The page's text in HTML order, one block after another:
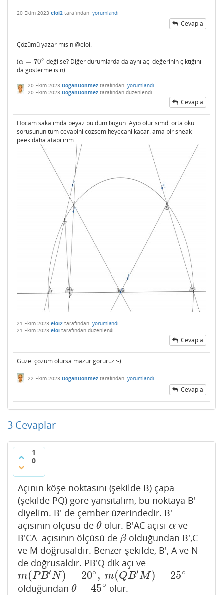
20 Ekim 2023 eloi2 tarafından yorumlandı
Cevapla
Çözümü yazar mısın @eloi.
(α = 70∘
α= 70 ∘
değilse? Diğer durumlarda da aynı açı değerinin çıktığını
da göstermelisin)
20 Ekim 2023 DoganDonmez tarafından yorumlandı
20 Ekim 2023 DoganDonmez tarafından düzenlendi
Cevapla
Hocam sakalimda beyaz buldum bugun. Ayip olur simdi orta okul
sorusunun tum cevabini cozsem heyecani kacar. ama bir sneak
peek daha atabilirim
21 Ekim 2023 eloi2 tarafından yorumlandı
21 Ekim 2023 eloi tarafından düzenlendi
Cevapla
Güzel çözüm olursa mazur görürüz :-)
22 Ekim 2023 DoganDonmez tarafından yorumlandı
Cevapla
3 Cevaplar
1
0
Açının köşe noktasını (şekilde B) çapa
(şekilde PQ) göre yansıtalım, bu noktaya B'
diyelim. B' de çember üzerindedir. B'
açısının ölçüsü de θ
θolur. B'AC açısı α
α ve
B'CA açısının ölçüsü de β
βolduğundan B',C
ve M doğrusaldır. Benzer şekilde, B', A ve N
de doğrusaldır. PB'Q dik açı ve
m(PB′N ) = 20∘ , m(QB′M ) = 25∘
m(PB′N)=20 ∘, m(QB M)=25∘
olduğundan θ = 45∘
θ =45∘ olur.